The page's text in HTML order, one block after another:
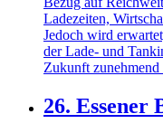
Ladezeiten,
Jedoch wird
der Lade- und
Zukunft
26. Essener